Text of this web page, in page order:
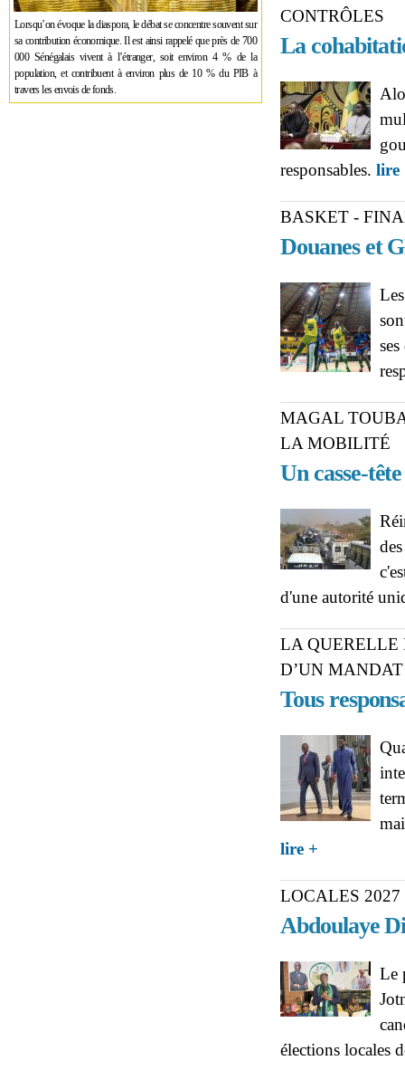
Lorsqu’on évoque la diaspora, le débat se concentre souvent sur
sa contribution économique. Il est ainsi rappelé que près de 700
000 Sénégalais vivent à l’étranger, soit environ 4 % de la
population, et contribuent à environ plus de 10 % du PIB à
travers les envois de fonds.
CONTRÔLES
La
responsables. lire
BASKET -
Douanes et
MAGAL
LA MOBILITÉ
Un casse-
d'une autorité
LA QUERELLE
D’UN MANDAT
Tous
lire +
LOCALES
Abdoulaye
Le
élections locales